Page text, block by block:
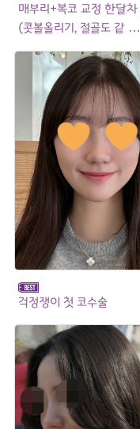
매부리+복코 교정 한달차
(콧볼올리기, 절골도 같 …
걱정쟁이 첫 코수술